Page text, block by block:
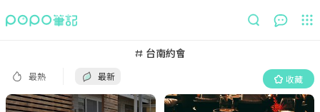
台南約會
最熱 最新 收藏
收藏